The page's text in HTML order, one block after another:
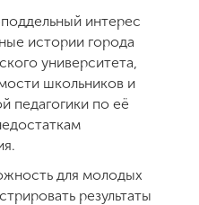
интерес
истории города
университета,
школьников и
педагогики по её
для молодых
результаты